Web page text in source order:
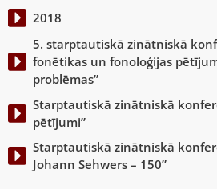
2018
5. starptautiskā zinātniskā
fonētikas un fonoloģijas
problēmas”
Starptautiskā zinātniskā
pētījumi”
Starptautiskā zinātniskā
Johann Sehwers – 150”